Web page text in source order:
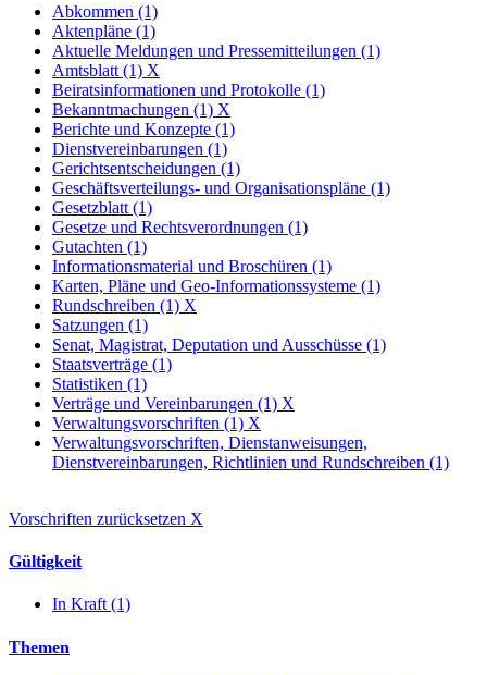
Abkommen (1)
Aktenpläne (1)
Aktuelle Meldungen und Pressemitteilungen (1)
Amtsblatt (1) X
Beiratsinformationen und Protokolle (1)
Bekanntmachungen (1) X
Berichte und Konzepte (1)
Dienstvereinbarungen (1)
Gerichtsentscheidungen (1)
Geschäftsverteilungs- und Organisationspläne (1)
Gesetzblatt (1)
Gesetze und Rechtsverordnungen (1)
Gutachten (1)
Informationsmaterial und Broschüren (1)
Karten, Pläne und Geo-Informationssysteme (1)
Rundschreiben (1) X
Satzungen (1)
Senat, Magistrat, Deputation und Ausschüsse (1)
Staatsverträge (1)
Statistiken (1)
Verträge und Vereinbarungen (1) X
Verwaltungsvorschriften (1) X
Verwaltungsvorschriften, Dienstanweisungen,
Dienstvereinbarungen, Richtlinien und Rundschreiben (1)
Vorschriften zurücksetzen X
Gültigkeit
In Kraft (1)
Themen